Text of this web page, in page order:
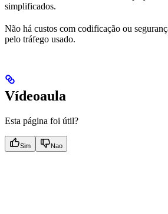
simplificados.
Não há custos com codificação ou
pelo tráfego usado.
Vídeoaula
Esta página foi útil?
Sim Nao